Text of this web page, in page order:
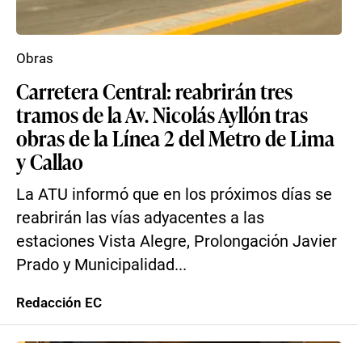
Carretera Central: reabrirán tres
tramos de la Av. Nicolás Ayllón tras
obras de la Línea 2 del Metro de Lima
y Callao
La ATU informó que en los próximos días se
reabrirán las vías adyacentes a las
estaciones Vista Alegre, Prolongación Javier
Prado y Municipalidad...
Obras
Redacción EC